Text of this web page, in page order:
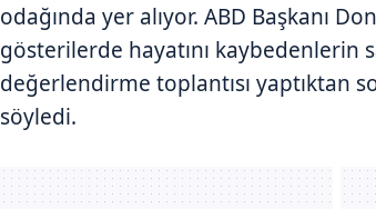
odağında yer alıyor. ABD Başkanı
gösterilerde hayatını kaybedenlerin
değerlendirme toplantısı yaptıktan
söyledi.